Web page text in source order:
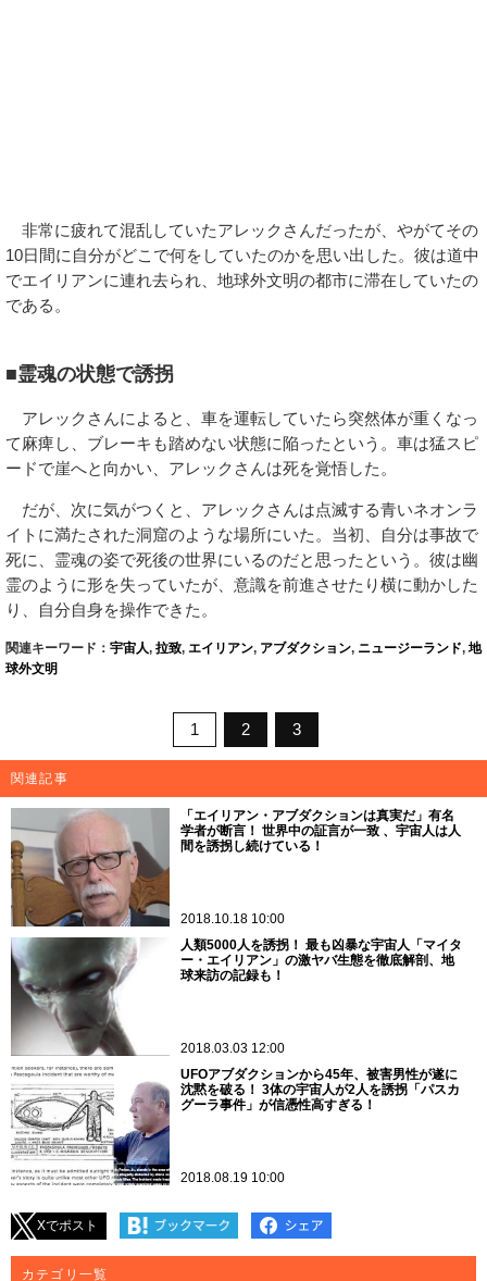
非常に疲れて混乱していたアレックさんだったが、やがてその
10日間に自分がどこで何をしていたのかを思い出した。彼は道中
でエイリアンに連れ去られ、地球外文明の都市に滞在していたの
である。
■霊魂の状態で誘拐
アレックさんによると、車を運転していたら突然体が重くなっ
て麻痺し、ブレーキも踏めない状態に陥ったという。車は猛スピ
ードで崖へと向かい、アレックさんは死を覚悟した。
だが、次に気がつくと、アレックさんは点滅する青いネオンラ
イトに満たされた洞窟のような場所にいた。当初、自分は事故で
死に、霊魂の姿で死後の世界にいるのだと思ったという。彼は幽
霊のように形を失っていたが、意識を前進させたり横に動かした
り、自分自身を操作できた。
関連キーワード： 宇宙人, 拉致, エイリアン, アブダクション, ニュージーランド, 地
球外文明
1 2 3
関連記事
「エイリアン・アブダクションは真実だ」有名
学者が断言！ 世界中の証言が一致 、宇宙人は人
間を誘拐し続けている！
2018.10.18 10:00
人類5000人を誘拐！ 最も凶暴な宇宙人「マイタ
ー・エイリアン」の激ヤバ生態を徹底解剖、地
球来訪の記録も！
2018.03.03 12:00
UFOアブダクションから45年、被害男性が遂に
沈黙を破る！ 3体の宇宙人が2人を誘拐「パスカ
グーラ事件」が信憑性高すぎる！
2018.08.19 10:00
Xでポスト
カテゴリ一覧